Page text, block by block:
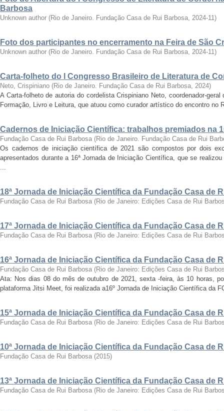
Barbosa
Unknown author (Rio de Janeiro. Fundação Casa de Rui Barbosa, 2024-11)
Foto dos participantes no encerramento na Feira de São
Unknown author (Rio de Janeiro. Fundação Casa de Rui Barbosa, 2024-11)
Carta-folheto do I Congresso Brasileiro de Literatura de
Neto, Crispiniano (Rio de Janeiro. Fundação Casa de Rui Barbosa, 2024)
A Carta-folheto de autoria do cordelista Crispiniano Neto, coordenador-
Formação, Livro e Leitura, que atuou como curador artístico do encontro no
Cadernos de Iniciação Científica: trabalhos premiados na
Fundação Casa de Rui Barbosa (Rio de Janeiro. Fundação Casa de Rui
Os cadernos de iniciação científica de 2021 são compostos por dois
apresentados durante a 16ª Jornada de Iniciação Científica, que se
...
18ª Jornada de Iniciação Científica da Fundação Casa de
Fundação Casa de Rui Barbosa (Rio de Janeiro: Edições Casa de Rui
17ª Jornada de Iniciação Científica da Fundação Casa de
Fundação Casa de Rui Barbosa (Rio de Janeiro: Edições Casa de Rui
16ª Jornada de Iniciação Científica da Fundação Casa de
Fundação Casa de Rui Barbosa (Rio de Janeiro: Edições Casa de Rui
Ata: Nos dias 08 do mês de outubro de 2021, sexta -feira, às 10 horas,
plataforma Jitsi Meet, foi realizada a16º Jornada de Iniciação Científica da
15ª Jornada de Iniciação Científica da Fundação Casa de
Fundação Casa de Rui Barbosa (Rio de Janeiro: Edições Casa de Rui
10ª Jornada de Iniciação Científica da Fundação Casa de
Fundação Casa de Rui Barbosa (2015)
13ª Jornada de Iniciação Científica da Fundação Casa de
Fundação Casa de Rui Barbosa (Rio de Janeiro: Edições Casa de Rui